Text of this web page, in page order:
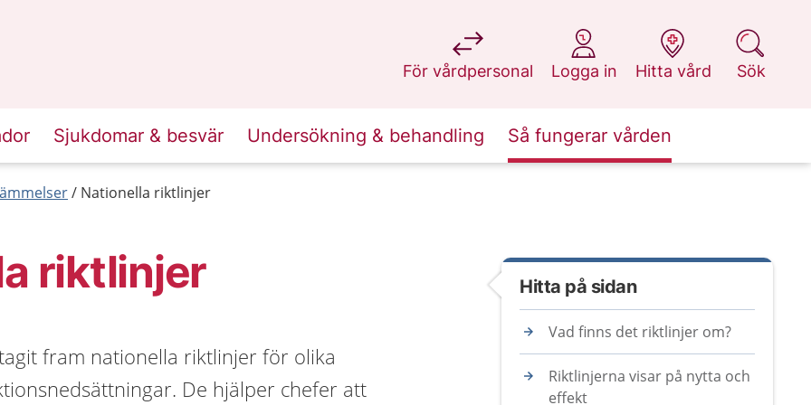
För vårdpersonal
på 1177.se
Logga in
på 1177.se
Hitta vård
på 1177.se
Sök
på 1177.se
Sjukdomar & besvär Undersökning & behandling Så fungerar vården
Nationella riktlinjer
riktlinjer
fram nationella riktlinjer för olika
De hjälper chefer att
Hitta på sidan
Vad finns det riktlinjer om?
Riktlinjerna visar på nytta och
effekt